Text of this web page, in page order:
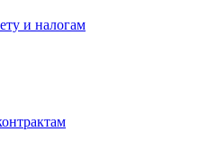
и налогам